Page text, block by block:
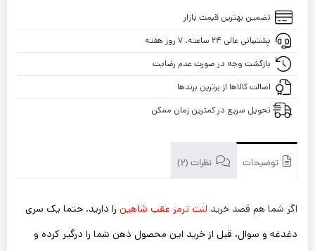
عقب
با
گارانتی
تضمین بهترین قیمت بازار
پشتیبانی عالی ۲۴ ساعته، ۷ روز هفته
بازگشت وجه در صورت عدم رضایت
اصالت کالاها از برترین برندها
تحویل سریع در کمترین زمان ممکن
توضیحات نظرات (2)
اگر شما هم قصد خرید لنت ترمز عقب شاهین را دارید. حتما یک سری
دغدغه و سوال، قبل از خرید این محصول ذهن شما را درگیر کرده و